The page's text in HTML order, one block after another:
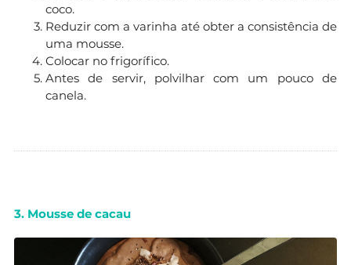
coco.
Reduzir com a varinha até obter a consistência de
uma mousse.
Colocar no frigorífico.
Antes de servir, polvilhar com um pouco de
canela.
3. Mousse de cacau